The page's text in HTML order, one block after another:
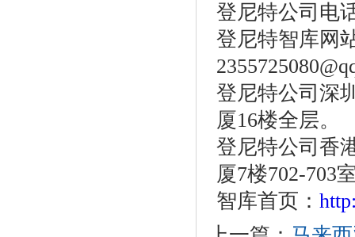
登尼特公司电
登尼特智库网
登尼特公司深
厦16楼全层。
登尼特公司香
厦7楼702-703
智库首页：